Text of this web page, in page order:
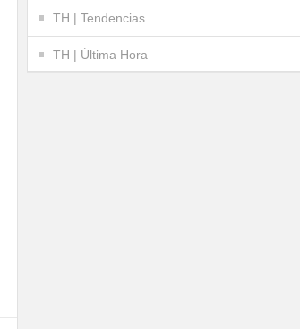
TH | Tendencias
TH | Última Hora